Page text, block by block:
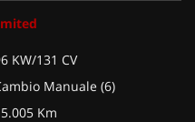
KW/131 CV
Manuale (6)
Km